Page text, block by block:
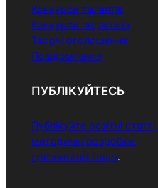
Конкурси талантів
Конкурси педагогів
Творчі оголошення
Повідомлення
ПУБЛІКУЙТЕСЬ
Публікуйте освітні статті,
методичні розробки,
презентації тощо.